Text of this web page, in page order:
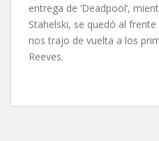
entrega de ‘Deadpool’,
Stahelski, se quedó al
nos trajo de vuelta a los
Reeves.